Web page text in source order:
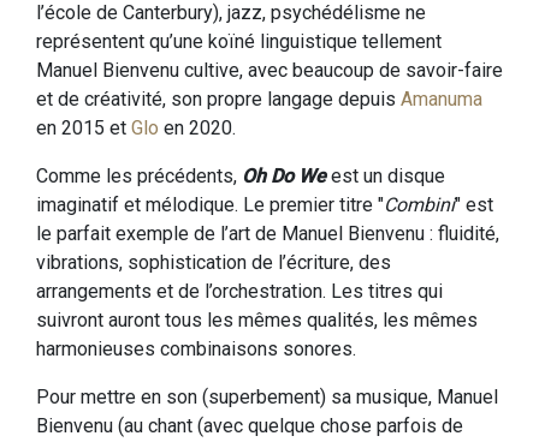
l’école de Canterbury), jazz, psychédélisme ne
représentent qu’une koïné linguistique tellement
Manuel Bienvenu cultive, avec beaucoup de savoir-faire
et de créativité, son propre langage depuis Amanuma
en 2015 et Glo en 2020.
Comme les précédents, Oh Do Weest un disque
imaginatif et mélodique. Le premier titre "Combini" est
le parfait exemple de l’art de Manuel Bienvenu : fluidité,
vibrations, sophistication de l’écriture, des
arrangements et de l’orchestration. Les titres qui
suivront auront tous les mêmes qualités, les mêmes
harmonieuses combinaisons sonores.
Pour mettre en son (superbement) sa musique, Manuel
Bienvenu (au chant (avec quelque chose parfois de